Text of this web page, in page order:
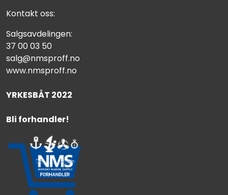
Kontakt oss:
Salgsavdelingen:
37 00 03 50
salg@nmsproff.no
www.nmsproff.no
YRKESBÅT 2022
Bli forhandler!